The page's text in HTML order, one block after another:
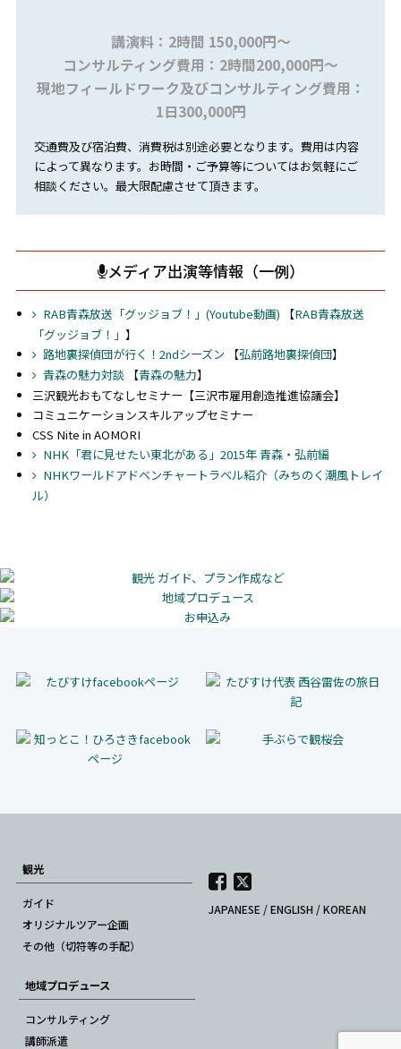
講演料：2時間 150,000円～
コンサルティング費用：2時間200,000円〜
現地フィールドワーク及びコンサルティング費用：
1日300,000円
交通費及び宿泊費、消費税は別途必要となります。費用は内容
によって異なります。お時間・ご予算等についてはお気軽にご
相談ください。最大限配慮させて頂きます。
メディア出演等情報（一例）
RAB青森放送「グッジョブ！」(Youtube動画) 【RAB青森放送
「グッジョブ！」】
路地裏探偵団が行く！2ndシーズン 【弘前路地裏探偵団】
青森の魅力対談 【青森の魅力】
三沢観光おもてなしセミナー【三沢市雇用創造推進協議会】
コミュニケーションスキルアップセミナー
CSS Nite in AOMORI
NHK「君に見せたい東北がある」2015年 青森・弘前編
NHKワールドアドベンチャートラベル紹介（みちのく潮風トレイ
ル）
観光
ガイド
オリジナルツアー企画
その他（切符等の手配）
地域プロデュース
コンサルティング
講師派遣
JAPANESE /ENGLISH /KOREAN